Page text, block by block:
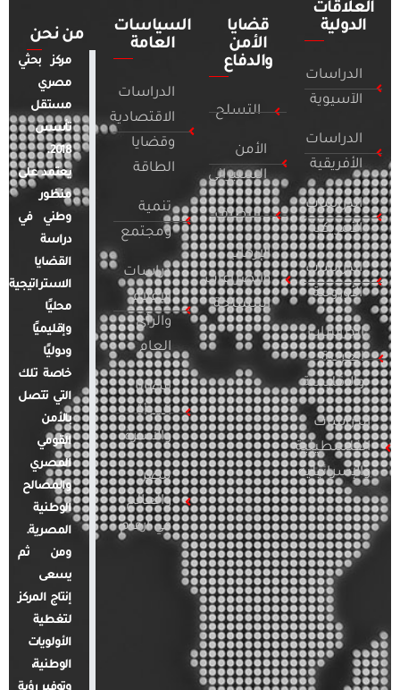
العلاقات
الدولية
الدراسات
الآسيوية
الدراسات
الأفريقية
الدراسات
الأمريكية
الدراسات
الأوروبية
الدراسات
العربية
والإقليمية
الدراسات
الفلسطينية
والإسرائيلية
قضايا
الأمن
والدفاع
التسلح
الأمن
السيبراني
التطرف
الإرهاب
والصراعات
المسلحة
السياسات
العامة
الدراسات
الاقتصادية
وقضايا
الطاقة
تنمية
ومجتمع
دراسات
الإعلام
والرأي
العام
قضايا
المرأة
والأسرة
مصر
والعالم
في أرقام
من نحن
مركز بحثي
مصري
مستقل
تأسس
2018.
يعتمد على
منظور
وطني في
دراسة
القضايا
الاستراتيجية
محليًا
وإقليميًا
ودوليًا
خاصة تلك
التي تتصل
بالأمن
القومي
المصري
والمصالح
الوطنية
المصرية.
ومن ثم
يسعى
إنتاج المركز
لتغطية
الأولويات
الوطنية،